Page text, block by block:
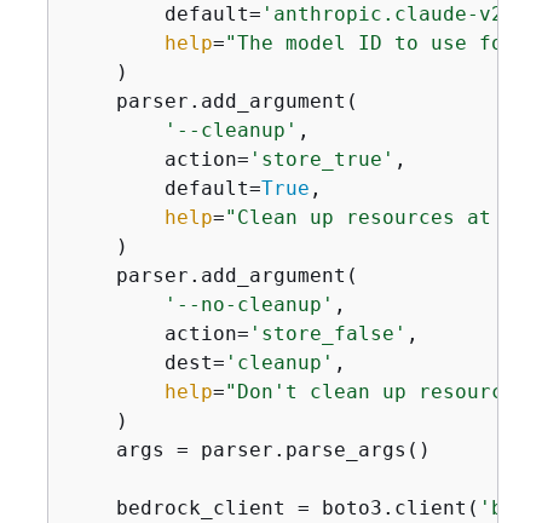
        default=
'anthropic.claude-v2'
help="The model ID to use for
    )
    parser.add_argument(
'--cleanup' ,
        action=
'store_true' ,
        default=
True ,
help="Clean up resources at
    )
    parser.add_argument(
'--no-cleanup' ,
        action=
'store_false' ,
        dest=
'cleanup' ,
help="Don't clean up
    )
    args = parser.parse_args()
    bedrock_client = boto3.client(